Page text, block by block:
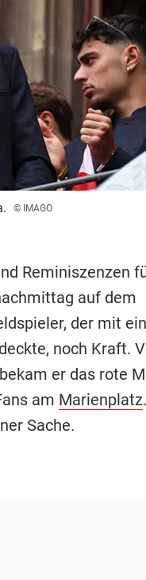
© IMAGO
Reminiszenzen
auf dem
der mit
noch Kraft.
er das rote
am Marienplatz.
Sache.